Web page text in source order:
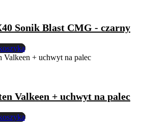
Sonik Blast CMG - czarny
Valkeen + uchwyt na palec